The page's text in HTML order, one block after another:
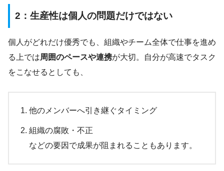
2：生産性は個人の問題だけではない
個人がどれだけ優秀でも、組織やチーム全体で仕事を進め
る上では周囲のペースや連携が大切。自分が高速でタスク
をこなせるとしても、
他のメンバーへ引き継ぐタイミング
組織の腐敗・不正
などの要因で成果が阻まれることもあります。